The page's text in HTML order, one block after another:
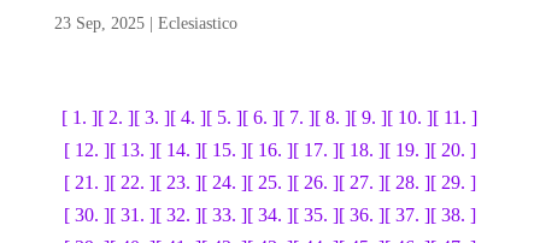
23 Sep, 2025| Eclesiastico
[ 1. ][ 2. ][ 3. ][ 4. ][ 5. ][ 6. ][ 7. ][ 8. ][ 9. ][ 10. ][ 11. ]
[ 12. ][ 13. ][ 14. ][ 15. ][ 16. ][ 17. ][ 18. ][ 19. ][ 20. ]
[ 21. ][ 22. ][ 23. ][ 24. ][ 25. ][ 26. ][ 27. ][ 28. ][ 29. ]
[ 30. ][ 31. ][ 32. ][ 33. ][ 34. ][ 35. ][ 36. ][ 37. ][ 38. ]